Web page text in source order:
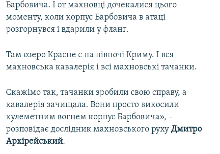
Барбовича. І от махновці дочекалися цього
моменту, коли корпус Барбовича в атаці
розгорнувся і вдарили у фланг.
Там озеро Красне є на півночі Криму. І вся
махновська кавалерія і всі махновські тачанки.
Скажімо так, тачанки зробили свою справу, а
кавалерія зачищала. Вони просто викосили
кулеметним вогнем корпус Барбовича», –
розповідає дослідник махновського руху Дмитро
Архірейський.